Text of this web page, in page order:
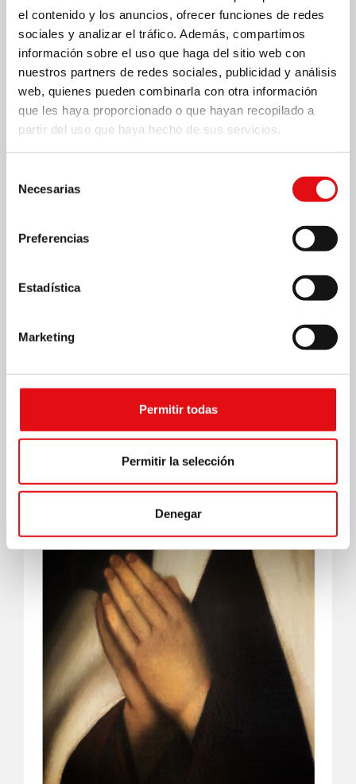
el contenido y los anuncios, ofrecer funciones de redes
sociales y analizar el tráfico. Además, compartimos
información sobre el uso que haga del sitio web con
nuestros partners de redes sociales, publicidad y análisis
web, quienes pueden combinarla con otra información
que les haya proporcionado o que hayan recopilado a
partir del uso que haya hecho de sus servicios.
Necesarias
Preferencias
Estadística
Marketing
Permitir todas
Permitir la selección
Denegar
COMMUNICATIONES 350